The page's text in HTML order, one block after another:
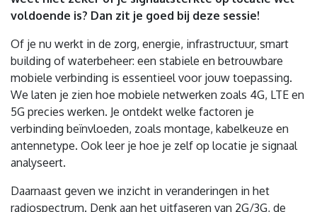
voldoende is? Dan zit je goed bij deze sessie!
Of je nu werkt in de zorg, energie, infrastructuur, smart
building of waterbeheer: een stabiele en betrouwbare
mobiele verbinding is essentieel voor jouw toepassing.
We laten je zien hoe mobiele netwerken zoals 4G, LTE en
5G precies werken. Je ontdekt welke factoren je
verbinding beïnvloeden, zoals montage, kabelkeuze en
antennetype. Ook leer je hoe je zelf op locatie je signaal
analyseert.
Daarnaast geven we inzicht in veranderingen in het
radiospectrum. Denk aan het uitfaseren van 2G/3G, de